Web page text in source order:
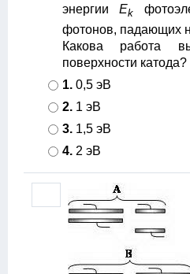
энергииЕk
фотонов, падающих
Какова работа
поверхности катода?
1. 0,5 эВ
2. 1 эВ
3. 1,5 эВ
4. 2 эВ